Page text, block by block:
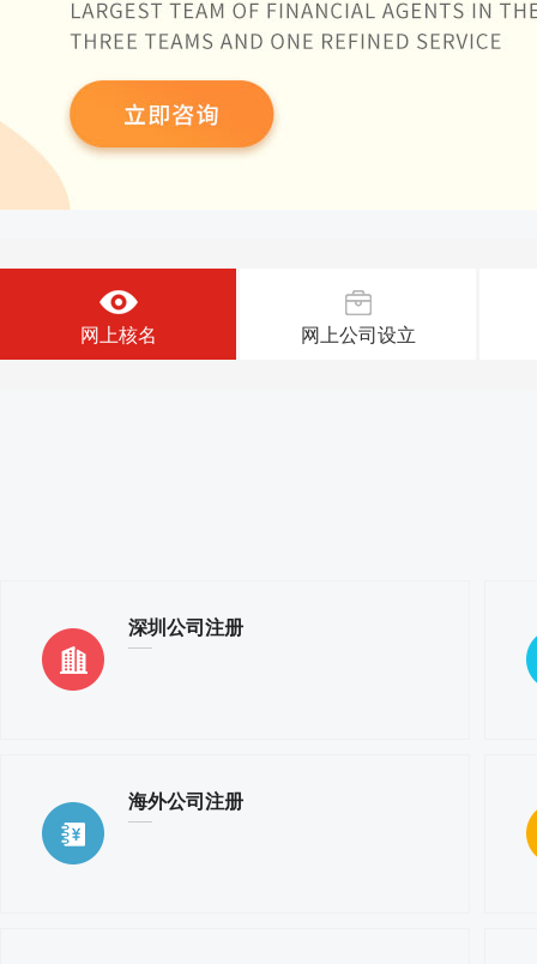
网上核名 网上公司设立
深圳公司注册
海外公司注册